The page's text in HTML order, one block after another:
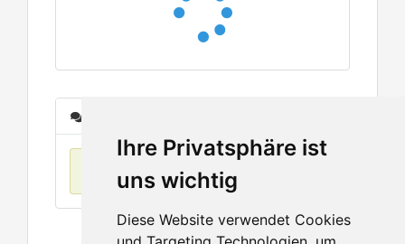
Ihre Privatsphäre ist
uns wichtig
Diese Website verwendet Cookies